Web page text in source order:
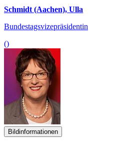
Schmidt (Aachen), Ulla
Bundestagsvizepräsidentin
()
Bildinformationen